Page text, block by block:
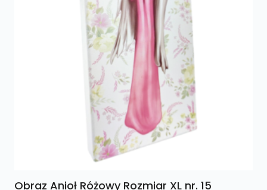
Obraz Anioł Różowy Rozmiar XL nr. 15